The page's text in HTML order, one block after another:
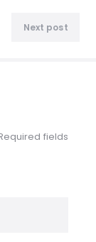
Next post
fields